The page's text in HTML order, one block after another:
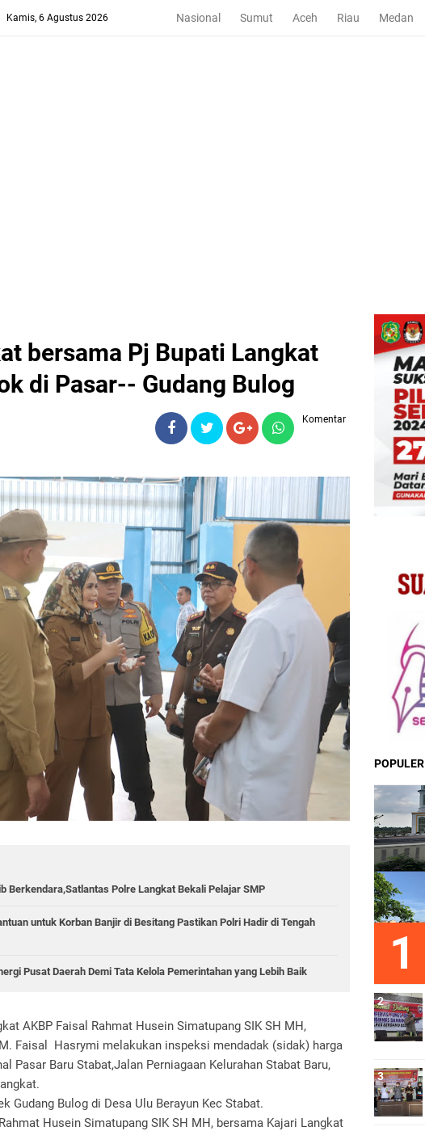
Kamis, 6 Agustus 2026 Nasional Sumut Aceh Riau Medan
bersama Pj Bupati Langkat
di Pasar-- Gudang Bulog
Komentar
Berkendara,Satlantas Polre Langkat Bekali Pelajar SMP
untuk Korban Banjir di Besitang Pastikan Polri Hadir di Tengah
Pusat Daerah Demi Tata Kelola Pemerintahan yang Lebih Baik
AKBP Faisal Rahmat Husein Simatupang SIK SH MH,
Faisal Hasrymi melakukan inspeksi mendadak (sidak) harga
Pasar Baru Stabat,Jalan Perniagaan Kelurahan Stabat Baru,
Gudang Bulog di Desa Ulu Berayun Kec Stabat.
Husein Simatupang SIK SH MH, bersama Kajari Langkat
POPULER